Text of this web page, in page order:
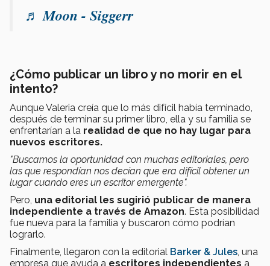
♬ Moon - Siggerr
¿Cómo publicar un libro y no morir en el
intento?
Aunque Valeria creía que lo más difícil había terminado,
después de terminar su primer libro, ella y su familia se
enfrentarían a la realidad de que no hay lugar para
nuevos escritores.
"Buscamos la oportunidad con muchas editoriales, pero
las que respondían nos decían que era difícil obtener un
lugar cuando eres un escritor emergente".
Pero, una editorial les sugirió publicar de manera
independiente a través de Amazon. Esta posibilidad
fue nueva para la familia y buscaron cómo podrían
lograrlo.
Finalmente, llegaron con la editorial Barker & Jules, una
empresa que ayuda a escritores independientes a